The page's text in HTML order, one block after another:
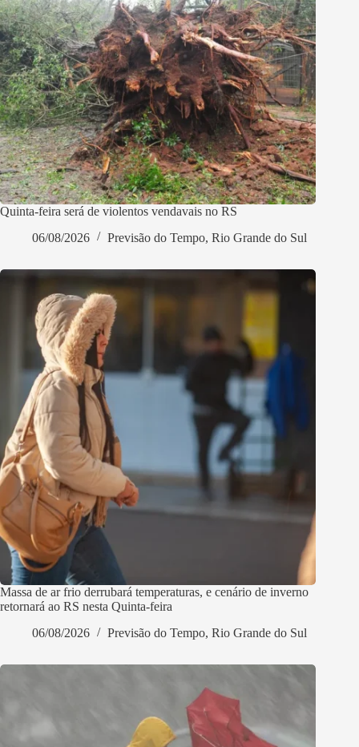
Quinta-feira será de violentos vendavais no RS
06/08/2026
Previsão do Tempo, Rio Grande do Sul
Massa de ar frio derrubará temperaturas, e cenário de inverno
retornará ao RS nesta Quinta-feira
06/08/2026
Previsão do Tempo, Rio Grande do Sul